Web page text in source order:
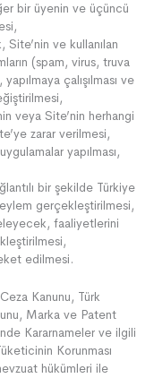
bir üyenin ve üçüncü
ve kullanılan
(spam, virus, truva
çalışılması ve
veya Site’nin herhangi
zarar verilmesi,
yapılması,
bir şekilde Türkiye
eylem gerçekleştirilmesi,
faaliyetlerini
edilmesi.
Kanunu, Türk
Marka ve Patent
Kararnameler ve ilgili
Korunması
hükümleri ile